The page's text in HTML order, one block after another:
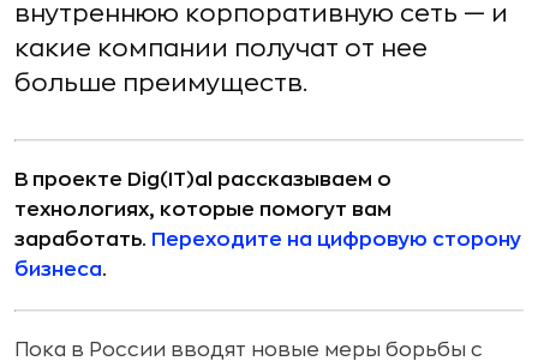
внутреннюю корпоративную сеть — и
какие компании получат от нее
больше преимуществ.
В проекте Dig(IT)al рассказываем о
технологиях, которые помогут вам
заработать. Переходите на цифровую сторону
бизнеса.
Пока в России вводят новые меры борьбы с